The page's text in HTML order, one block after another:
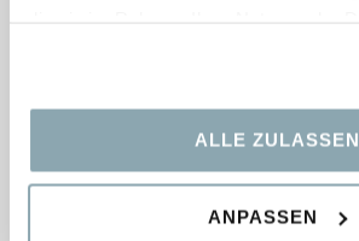
ALLE ZULASSEN
ANPASSEN